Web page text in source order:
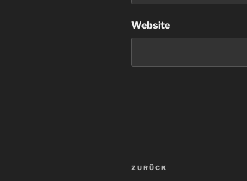
Website
Vorheriger
ZURÜCK